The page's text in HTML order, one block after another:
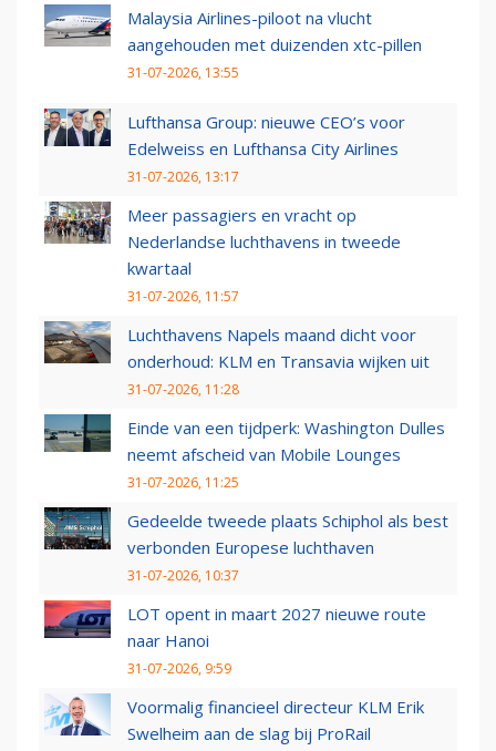
Malaysia Airlines-piloot na vlucht
aangehouden met duizenden xtc-pillen
31-07-2026, 13:55
Lufthansa Group: nieuwe CEO’s voor
Edelweiss en Lufthansa City Airlines
31-07-2026, 13:17
Meer passagiers en vracht op
Nederlandse luchthavens in tweede
kwartaal
31-07-2026, 11:57
Luchthavens Napels maand dicht voor
onderhoud: KLM en Transavia wijken uit
31-07-2026, 11:28
Einde van een tijdperk: Washington Dulles
neemt afscheid van Mobile Lounges
31-07-2026, 11:25
Gedeelde tweede plaats Schiphol als best
verbonden Europese luchthaven
31-07-2026, 10:37
LOT opent in maart 2027 nieuwe route
naar Hanoi
31-07-2026, 9:59
Voormalig financieel directeur KLM Erik
Swelheim aan de slag bij ProRail